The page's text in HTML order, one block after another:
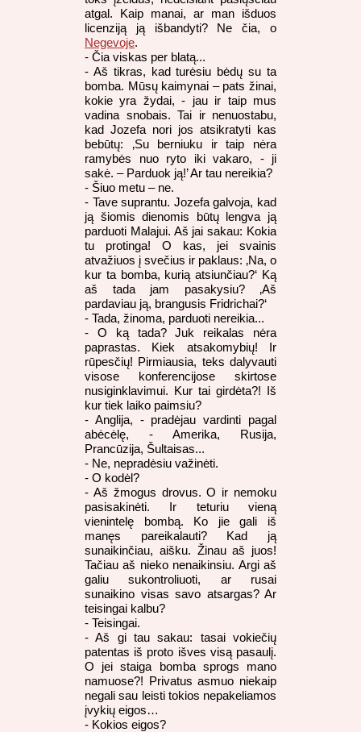
atgal. Kaip manai, ar man išduos
licenziją ją išbandyti? Ne čia, o
Negevoje.
- Čia viskas per blatą...
- Aš tikras, kad turėsiu bėdų su ta
bomba. Mūsų kaimynai – pats žinai,
kokie yra žydai, - jau ir taip mus
vadina snobais. Tai ir nenuostabu,
kad Jozefa nori jos atsikratyti kas
bebūtų: ‚Su berniuku ir taip nėra
ramybės nuo ryto iki vakaro, - ji
sakė. – Parduok ją!’ Ar tau nereikia?
- Šiuo metu – ne.
- Tave suprantu. Jozefa galvoja, kad
ją šiomis dienomis būtų lengva ją
parduoti Malajui. Aš jai sakau: Kokia
tu protinga! O kas, jei svainis
atvažiuos į svečius ir paklaus: ‚Na, o
kur ta bomba, kurią atsiunčiau?‘ Ką
aš tada jam pasakysiu? ‚Aš
pardaviau ją, brangusis Fridrichai?‘
- Tada, žinoma, parduoti nereikia...
- O ką tada? Juk reikalas nėra
paprastas. Kiek atsakomybių! Ir
rūpesčių! Pirmiausia, teks dalyvauti
visose konferencijose skirtose
nusiginklavimui. Kur tai girdėta?! Iš
kur tiek laiko paimsiu?
- Anglija, - pradėjau vardinti pagal
abėcėlę, - Amerika, Rusija,
Prancūzija, Šultaisas...
- Ne, nepradėsiu važinėti.
- O kodėl?
- Aš žmogus drovus. O ir nemoku
pasisakinėti. Ir teturiu vieną
vienintelę bombą. Ko jie gali iš
manęs pareikalauti? Kad ją
sunaikinčiau, aišku. Žinau aš juos!
Tačiau aš nieko nenaikinsiu. Argi aš
galiu sukontroliuoti, ar rusai
sunaikino visas savo atsargas? Ar
teisingai kalbu?
- Teisingai.
- Aš gi tau sakau: tasai vokiečių
patentas iš proto išves visą pasaulį.
O jei staiga bomba sprogs mano
namuose?! Privatus asmuo niekaip
negali sau leisti tokios nepakeliamos
įvykių eigos…
- Kokios eigos?